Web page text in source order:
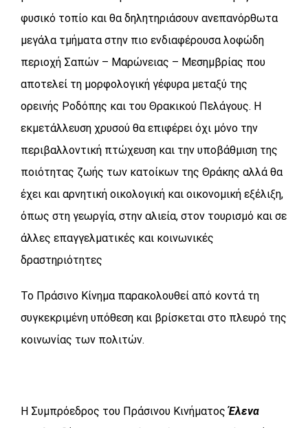
φυσικό τοπίο και θα δηλητηριάσουν ανεπανόρθωτα
μεγάλα τμήματα στην πιο ενδιαφέρουσα λοφώδη
περιοχή Σαπών – Μαρώνειας – Μεσημβρίας που
αποτελεί τη μορφολογική γέφυρα μεταξύ της
ορεινής Ροδόπης και του Θρακικού Πελάγους. Η
εκμετάλλευση χρυσού θα επιφέρει όχι μόνο την
περιβαλλοντική πτώχευση και την υποβάθμιση της
ποιότητας ζωής των κατοίκων της Θράκης αλλά θα
έχει και αρνητική οικολογική και οικονομική εξέλιξη,
όπως στη γεωργία, στην αλιεία, στον τουρισμό και σε
άλλες επαγγελματικές και κοινωνικές
δραστηριότητες
Το Πράσινο Κίνημα παρακολουθεί από κοντά τη
συγκεκριμένη υπόθεση και βρίσκεται στο πλευρό της
κοινωνίας των πολιτών.
Η Συμπρόεδρος του Πράσινου ΚινήματοςΈλενα